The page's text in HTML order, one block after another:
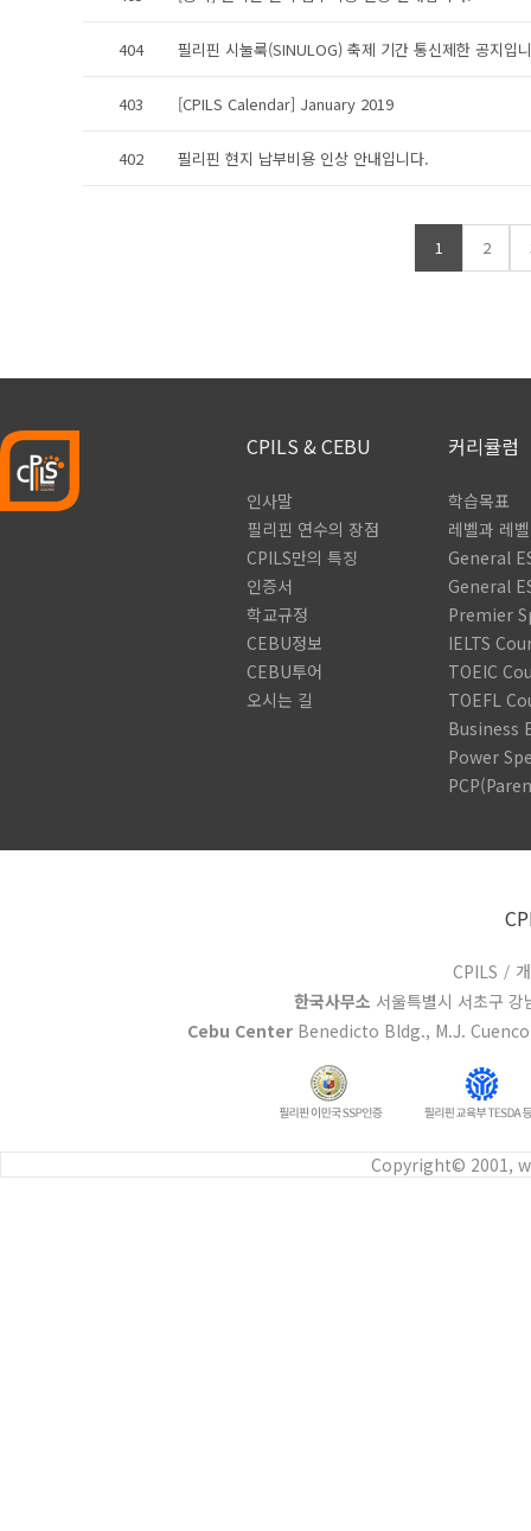
404 필리핀 시눌룩(SINULOG) 축제 기간 통신제한 공지입
403 [CPILS Calendar] January 2019
402 필리핀 현지 납부비용 인상 안내입니다.
1 2
CPILS & CEBU
인사말
필리핀 연수의 장점
CPILS만의 특징
인증서
학교규정
CEBU정보
CEBU투어
오시는 길
커리큘럼
학습목표
레벨과 레
General
General
Premier
IELTS
TOEIC
TOEFL
Business
Power
CPILS /
한국사무소 서울특별시 서초구
Cebu CenterBenedicto Bldg., M.J.
Copyright© 2001,